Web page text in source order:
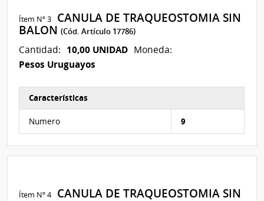
Ítem Nº 3
CANULA DE TRAQUEOSTOMIA SIN
BALON(Cód. Artículo 17786)
Cantidad: 10,00 UNIDAD Moneda:
Pesos Uruguayos
Características
Numero 9
Ítem Nº 4
CANULA DE TRAQUEOSTOMIA SIN